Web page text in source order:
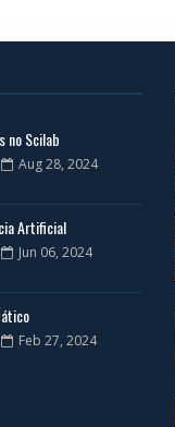
no Scilab
Aug 28, 2024
Artificial
Jun 06, 2024
Feb 27, 2024